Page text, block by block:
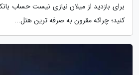
برای بازدید از میلان نیازی نیست حساب
کنید؛ چراکه مقرون به صرفه ترین هتل...